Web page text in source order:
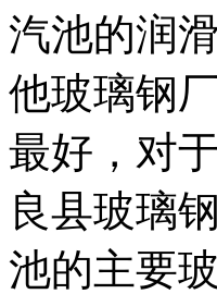
汽池的润
他玻璃钢
最好，对
良县玻璃钢
池的主要